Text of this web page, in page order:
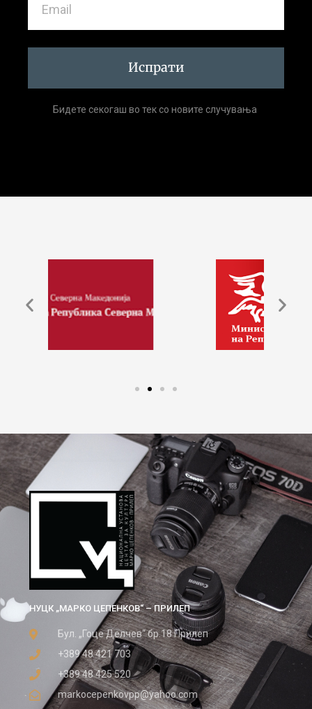
Испрати
Бидете секогаш во тек со новите случувања
НУЦК „МАРКО ЦЕПЕНКОВ“ – ПРИЛЕП
Бул. „Гоце Делчев“ бр.18 Прилеп
+389 48 421 703
+389 48 425 520
markocepenkovpp@yahoo.com